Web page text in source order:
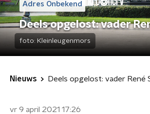
Adres Onbekend
Deels opgelost: vader
foto: Kleinleugenmors
Nieuws Deels opgelost: vader René
vr 9 april 2021 17:26